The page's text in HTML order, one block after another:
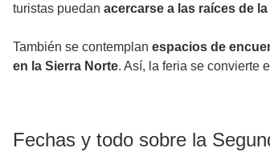
turistas puedan acercarse a las raíces de
También se contemplan espacios de
en la Sierra Norte. Así, la feria se convierte
Fechas y todo sobre la